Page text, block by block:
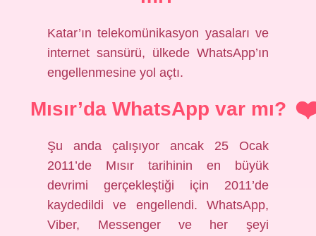
Katar’ın telekomünikasyon yasaları ve
internet sansürü, ülkede WhatsApp’ın
engellenmesine yol açtı.
Mısır’da WhatsApp var mı?
Şu anda çalışıyor ancak 25 Ocak
2011’de Mısır tarihinin en büyük
devrimi gerçekleştiği için 2011’de
kaydedildi ve engellendi. WhatsApp,
Viber, Messenger ve her şeyi